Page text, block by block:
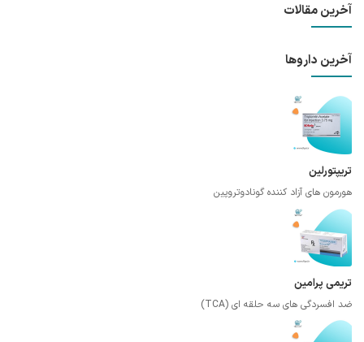
آخرین مقالات
آخرین داروها
تریپتورلین
هورمون های آزاد کننده گونادوتروپین
تریمی پرامین
ضد افسردگی های سه حلقه ای (TCA)